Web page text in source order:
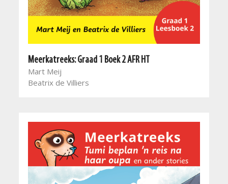
Meerkatreeks: Graad 1 Boek 2 AFR HT
Mart Meij
Beatrix de Villiers